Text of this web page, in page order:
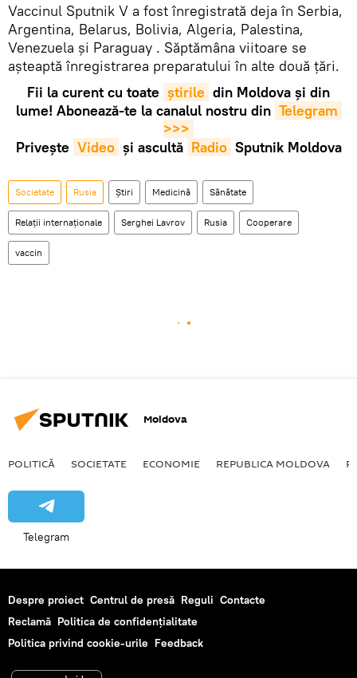
Vaccinul Sputnik V a fost înregistrată deja în Serbia,
Argentina, Belarus, Bolivia, Algeria, Palestina,
Venezuela și Paraguay . Săptămâna viitoare se
așteaptă înregistrarea preparatului în alte două țări.
Fii la curent cu toate știrile din Moldova și din
lume! Abonează-te la canalul nostru din Telegram
>>>
Privește Video și ascultă Radio Sputnik Moldova
Societate Rusia Știri Medicină Sănătate
Relații internaționale Serghei Lavrov Rusia Cooperare
vaccin
Moldova
POLITICĂ SOCIETATE ECONOMIE REPUBLICA MOLDOVA
Telegram
Despre proiect Centrul de presă Reguli Contacte
Reclamă Politica de confidențialitate
Politica privind cookie-urile Feedback